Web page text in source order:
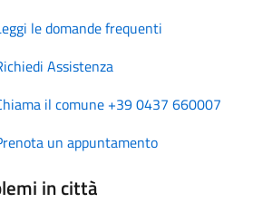
le domande frequenti
Assistenza
il comune +39 0437 660007
un appuntamento
in città